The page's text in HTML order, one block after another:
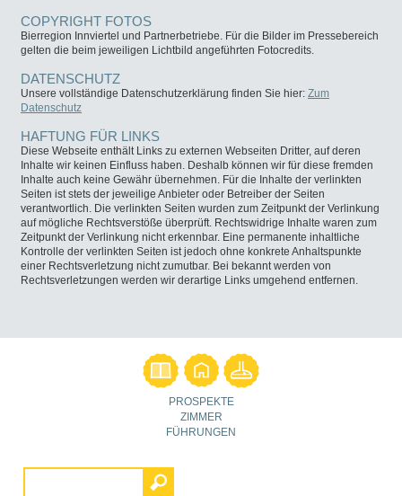
COPYRIGHT FOTOS
Bierregion Innviertel und Partnerbetriebe. Für die Bilder im Pressebereich
gelten die beim jeweiligen Lichtbild angeführten Fotocredits.
DATENSCHUTZ
Unsere vollständige Datenschutzerklärung finden Sie hier: Zum
Datenschutz
HAFTUNG FÜR LINKS
Diese Webseite enthält Links zu externen Webseiten Dritter, auf deren
Inhalte wir keinen Einfluss haben. Deshalb können wir für diese fremden
Inhalte auch keine Gewähr übernehmen. Für die Inhalte der verlinkten
Seiten ist stets der jeweilige Anbieter oder Betreiber der Seiten
verantwortlich. Die verlinkten Seiten wurden zum Zeitpunkt der Verlinkung
auf mögliche Rechtsverstöße überprüft. Rechtswidrige Inhalte waren zum
Zeitpunkt der Verlinkung nicht erkennbar. Eine permanente inhaltliche
Kontrolle der verlinkten Seiten ist jedoch ohne konkrete Anhaltspunkte
einer Rechtsverletzung nicht zumutbar. Bei bekannt werden von
Rechtsverletzungen werden wir derartige Links umgehend entfernen.
PROSPEKTE
ZIMMER
FÜHRUNGEN